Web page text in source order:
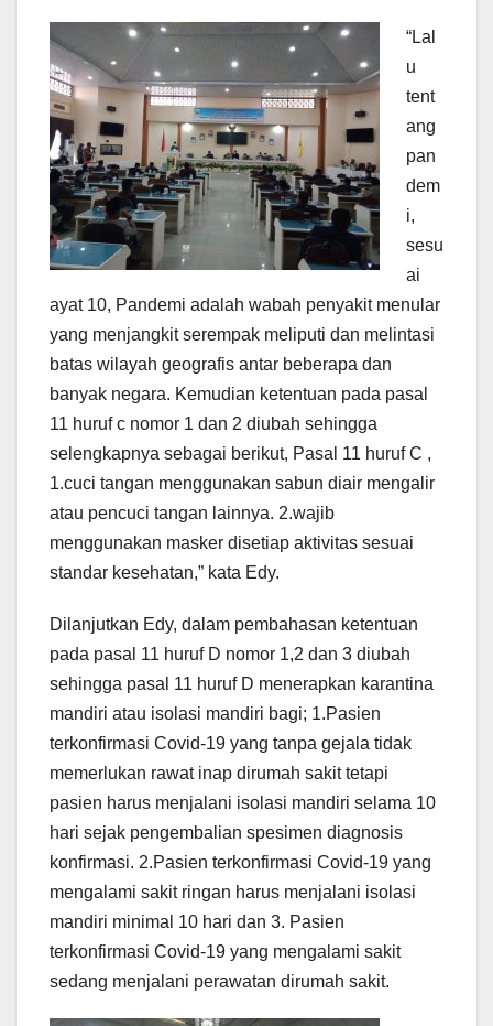
“Lal
u
tent
ang
pan
dem
i,
sesu
ai
ayat 10, Pandemi adalah wabah penyakit menular
yang menjangkit serempak meliputi dan melintasi
batas wilayah geografis antar beberapa dan
banyak negara. Kemudian ketentuan pada pasal
11 huruf c nomor 1 dan 2 diubah sehingga
selengkapnya sebagai berikut, Pasal 11 huruf C ,
1.cuci tangan menggunakan sabun diair mengalir
atau pencuci tangan lainnya. 2.wajib
menggunakan masker disetiap aktivitas sesuai
standar kesehatan,” kata Edy.
Dilanjutkan Edy, dalam pembahasan ketentuan
pada pasal 11 huruf D nomor 1,2 dan 3 diubah
sehingga pasal 11 huruf D menerapkan karantina
mandiri atau isolasi mandiri bagi; 1.Pasien
terkonfirmasi Covid-19 yang tanpa gejala tidak
memerlukan rawat inap dirumah sakit tetapi
pasien harus menjalani isolasi mandiri selama 10
hari sejak pengembalian spesimen diagnosis
konfirmasi. 2.Pasien terkonfirmasi Covid-19 yang
mengalami sakit ringan harus menjalani isolasi
mandiri minimal 10 hari dan 3. Pasien
terkonfirmasi Covid-19 yang mengalami sakit
sedang menjalani perawatan dirumah sakit.